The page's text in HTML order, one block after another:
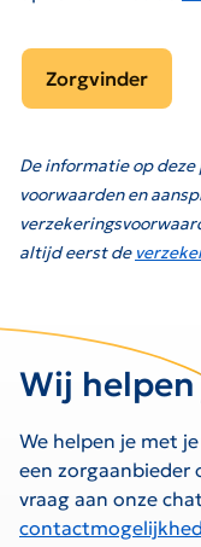
Zorgvinder
De informatie op deze
voorwaarden en
altijd eerst de
Wij
We helpen je met
een zorgaanbieder
vraag aan onze